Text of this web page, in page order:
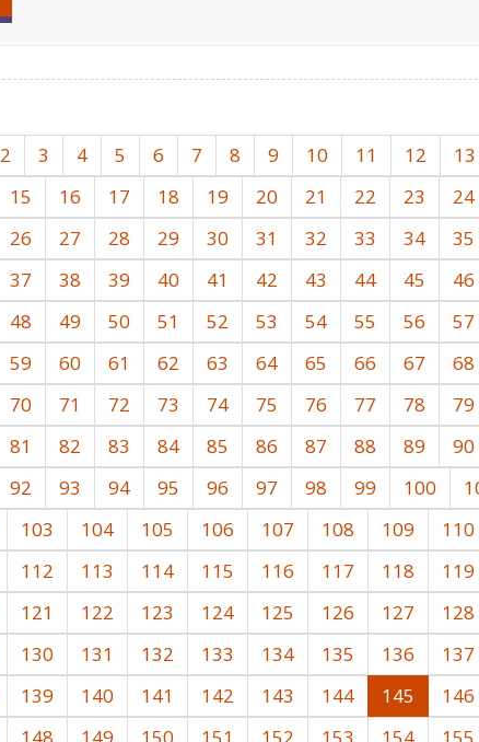
2 3 4 5 6 7 8 9 10 11 12
13
15 16 17 18 19 20 21 22 23
24
26 27 28 29 30 31 32 33 34
35
37 38 39 40 41 42 43 44 45
46
48 49 50 51 52 53 54 55 56
57
59 60 61 62 63 64 65 66 67
68
70 71 72 73 74 75 76 77 78
79
81 82 83 84 85 86 87 88 89
90
92 93 94 95 96 97 98 99 100
103 104 105 106 107 108 109
110
112 113 114 115 116 117 118
119
121 122 123 124 125 126 127
128
130 131 132 133 134 135 136
137
139 140 141 142 143 144 145
146